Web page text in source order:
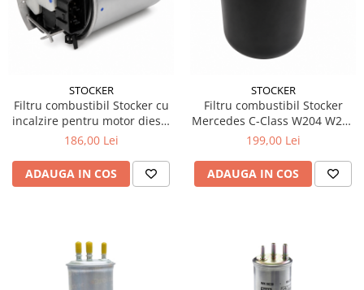
15W40
20W50
Aditivi Auto
Antigel
Lichid de Frana
Lichid de Parbriz
Uleiuri Hidraulice
Vaselina si Lubrifianti Auto
STOCKER
Filtru combustibil Stocker cu
incalzire pentru motor diesel
Nissan 1.5 dCi 1.6 dCi
186,00 Lei
ADAUGA IN COS
STOCKER
Filtru combustibil Stocker
Mercedes C-Class W204 W205
diesel 86 mm
199,00 Lei
ADAUGA IN COS